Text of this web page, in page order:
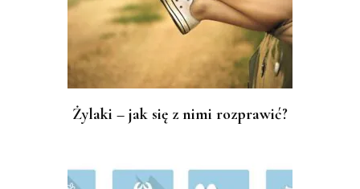
Żylaki – jak się z nimi rozprawić?